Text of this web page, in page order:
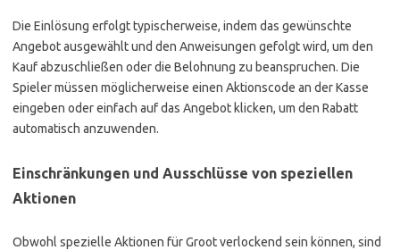
Die Einlösung erfolgt typischerweise, indem das gewünschte
Angebot ausgewählt und den Anweisungen gefolgt wird, um den
Kauf abzuschließen oder die Belohnung zu beanspruchen. Die
Spieler müssen möglicherweise einen Aktionscode an der Kasse
eingeben oder einfach auf das Angebot klicken, um den Rabatt
automatisch anzuwenden.
Einschränkungen und Ausschlüsse von speziellen
Aktionen
Obwohl spezielle Aktionen für Groot verlockend sein können, sind